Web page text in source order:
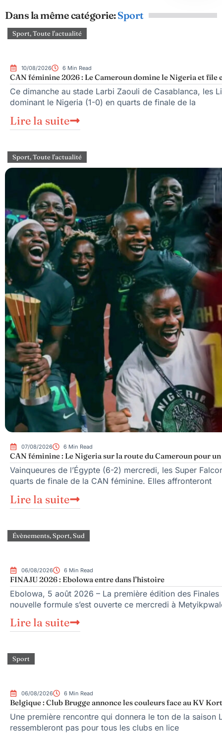
Dans la même catégorie:Sport
Sport,Toute l'actualité
10/08/2026 6 Min Read
CAN féminine 2026 : Le Cameroun domine le Nigeria et file
Ce dimanche au stade Larbi Zaouli de Casablanca, les
dominant le Nigeria (1-0) en quarts de finale de la
Lire la suite
Sport,Toute l'actualité
07/08/2026 6 Min Read
CAN féminine : Le Nigeria sur la route du Cameroun pour
Vainqueures de l’Égypte (6-2) mercredi, les Super
quarts de finale de la CAN féminine. Elles affronteront
Lire la suite
Évènements,Sport,Sud
06/08/2026 6 Min Read
FINAJU 2026 : Ebolowa entre dans l’histoire
Ebolowa, 5 août 2026 – La première édition des
nouvelle formule s’est ouverte ce mercredi à
Lire la suite
Sport
06/08/2026 6 Min Read
Belgique : Club Brugge annonce les couleurs face au KV
Une première rencontre qui donnera le ton de la saison
ressembleront pas pour tous les clubs en lice